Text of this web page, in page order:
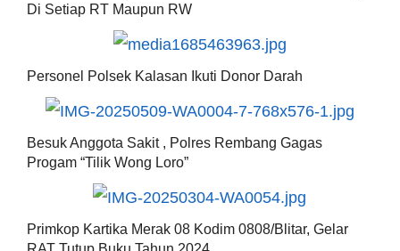
Di Setiap RT Maupun RW
Personel Polsek Kalasan Ikuti Donor Darah
Besuk Anggota Sakit , Polres Rembang Gagas
Progam “Tilik Wong Loro”
Primkop Kartika Merak 08 Kodim 0808/Blitar, Gelar